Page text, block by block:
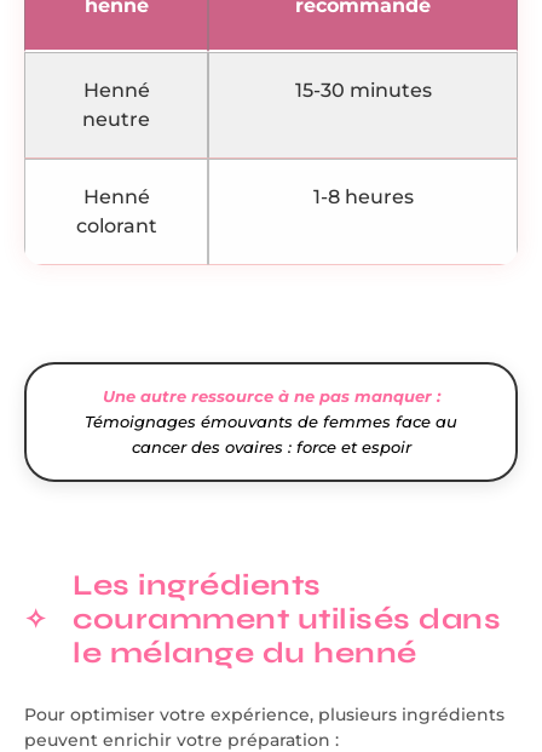
henné recommandé
Henné
neutre
15-30 minutes
Henné
colorant
1-8 heures
Une autre ressource à ne pas manquer :
Témoignages émouvants de femmes face au
cancer des ovaires : force et espoir
Les ingrédients
couramment utilisés dans
le mélange du henné
Pour optimiser votre expérience, plusieurs ingrédients
peuvent enrichir votre préparation :